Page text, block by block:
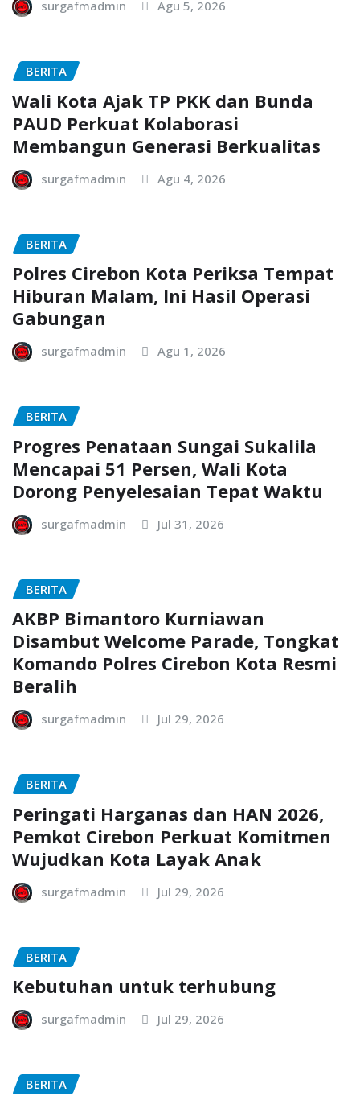
surgafmadmin Agu 5, 2026
BERITA
Wali Kota Ajak TP PKK dan Bunda
PAUD Perkuat Kolaborasi
Membangun Generasi Berkualitas
surgafmadmin Agu 4, 2026
BERITA
Polres Cirebon Kota Periksa Tempat
Hiburan Malam, Ini Hasil Operasi
Gabungan
surgafmadmin Agu 1, 2026
BERITA
Progres Penataan Sungai Sukalila
Mencapai 51 Persen, Wali Kota
Dorong Penyelesaian Tepat Waktu
surgafmadmin Jul 31, 2026
BERITA
AKBP Bimantoro Kurniawan
Disambut Welcome Parade, Tongkat
Komando Polres Cirebon Kota Resmi
Beralih
surgafmadmin Jul 29, 2026
BERITA
Peringati Harganas dan HAN 2026,
Pemkot Cirebon Perkuat Komitmen
Wujudkan Kota Layak Anak
surgafmadmin Jul 29, 2026
BERITA
Kebutuhan untuk terhubung
surgafmadmin Jul 29, 2026
BERITA